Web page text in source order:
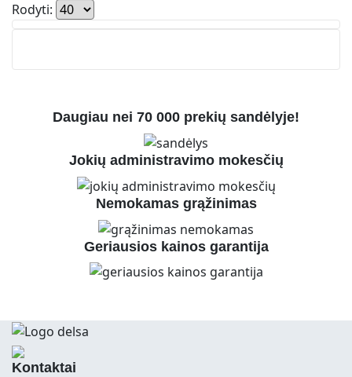
Rodyti:
Daugiau nei 70 000 prekių sandėlyje!
Jokių administravimo mokesčių
Nemokamas grąžinimas
Geriausios kainos garantija
Kontaktai